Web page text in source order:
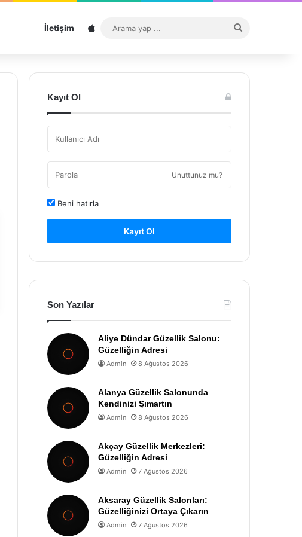
İletişim Sitemap
...
Kayıt Ol
Unuttunuz mu?
Beni hatırla
Kayıt Ol
Son Yazılar
Aliye Dündar Güzellik Salonu:
Güzelliğin Adresi
Admin 8 Ağustos 2026
Alanya Güzellik Salonunda
Kendinizi Şımartın
Admin 8 Ağustos 2026
Akçay Güzellik Merkezleri:
Güzelliğin Adresi
Admin 7 Ağustos 2026
Aksaray Güzellik Salonları:
Güzelliğinizi Ortaya Çıkarın
Admin 7 Ağustos 2026